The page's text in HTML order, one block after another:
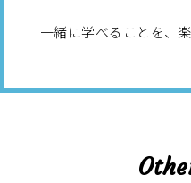
一緒に学べることを、